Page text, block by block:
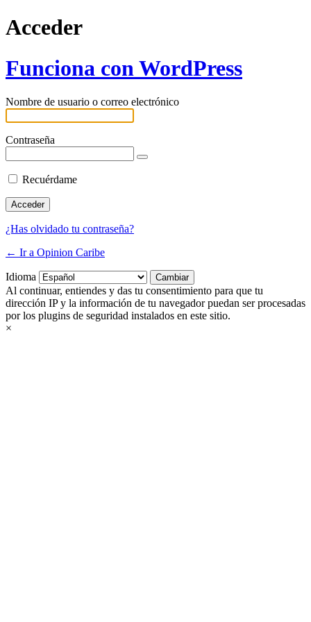
Acceder
Funciona con WordPress
Nombre de usuario o correo electrónico
Contraseña
Recuérdame
¿Has olvidado tu contraseña?
← Ir a Opinion Caribe
Idioma
Al continuar, entiendes y das tu consentimiento para que tu
dirección IP y la información de tu navegador puedan ser procesadas
por los plugins de seguridad instalados en este sitio.
×